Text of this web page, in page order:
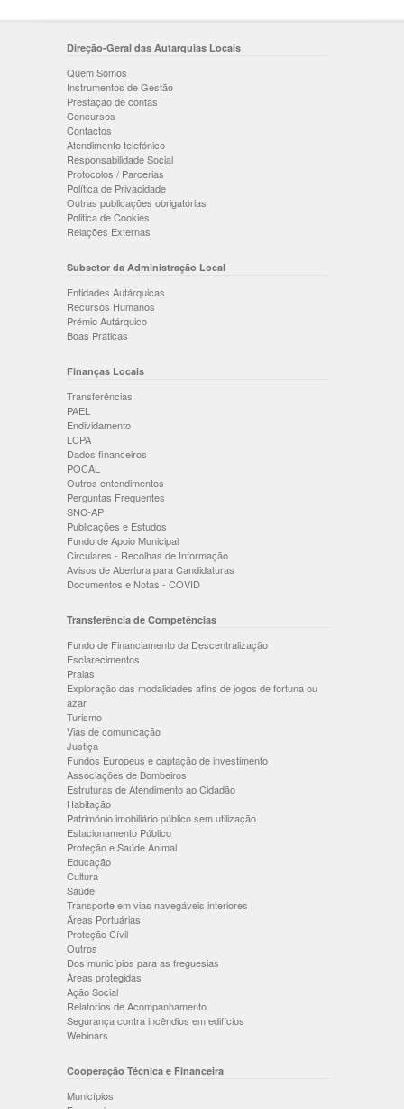
Direção-Geral das Autarquias Locais
Quem Somos
Instrumentos de Gestão
Prestação de contas
Concursos
Contactos
Atendimento telefónico
Responsabilidade Social
Protocolos / Parcerias
Política de Privacidade
Outras publicações obrigatórias
Politica de Cookies
Relações Externas
Subsetor da Administração Local
Entidades Autárquicas
Recursos Humanos
Prémio Autárquico
Boas Práticas
Finanças Locais
Transferências
PAEL
Endividamento
LCPA
Dados financeiros
POCAL
Outros entendimentos
Perguntas Frequentes
SNC-AP
Publicações e Estudos
Fundo de Apoio Municipal
Circulares - Recolhas de Informação
Avisos de Abertura para Candidaturas
Documentos e Notas - COVID
Transferência de Competências
Fundo de Financiamento da Descentralização
Esclarecimentos
Praias
Exploração das modalidades afins de jogos de fortuna ou
azar
Turismo
Vias de comunicação
Justiça
Fundos Europeus e captação de investimento
Associações de Bombeiros
Estruturas de Atendimento ao Cidadão
Habitação
Património imobiliário público sem utilização
Estacionamento Público
Proteção e Saúde Animal
Educação
Cultura
Saúde
Transporte em vias navegáveis interiores
Áreas Portuárias
Proteção Cívil
Outros
Dos municípios para as freguesias
Áreas protegidas
Ação Social
Relatorios de Acompanhamento
Segurança contra incêndios em edifícios
Webinars
Cooperação Técnica e Financeira
Municípios